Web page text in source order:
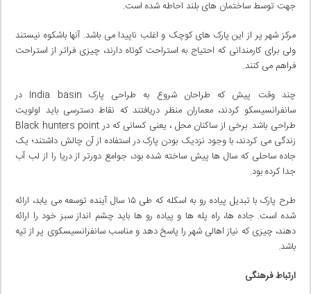
جهت توسط ساختمان های بلند احاطه شده است.
مرکز شهر پر از این پارک های کوچک و اغلب ناپیدا می باشد. آنها باشکوه نیستند
ولی برای کارمندانی که احتیاج به استراحت کوتاه دارند، چیزی فراتر از استراحت
فراهم می کنند.
چند وقت پیش که طراحان شروع به طراحی پارک India basin در
سانفرانسیسکو کردند، معماران منظر دریافتند که نقاط دسترسی باید اولویت
طراحی باشد. برخی از ساکنان محل ، یعنی کسانی که در Black hunters point
زندگی می کردند، با وجود نزدیک بودن پارک در استفاده از آن چالش داشتند؛ یک
جاده ساحلی که سال ها پیش ساخته شده بود، جوامع دورتر از دریا را از لب آب
جدا کرده بود.
طرح پارک با تبدیل پیاده رو به اسکله که طی ۱۵ سال آینده توسعه می یابد، ارائه
شده است. جاده ها، راه پله ها و پیاده رو ها باید چشم انداز سبز خود را ارائه
دهند، چیزی که نیاز اهالی شهر را پاسخ دهد و مناسب سانفرانسیسکوی پر از تپه
باشد.
ارتباط فرهنگی